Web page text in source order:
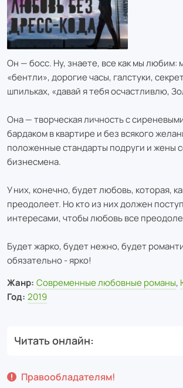
Он — босс. Ну, знаете, все как мы любим:
«бентли», дорогие часы, галстуки,
шпильках, «давай я тебя осчастливлю,
Она — творческая личность с
бардаком в квартире и без всякого
положенные стандарты подруги и жены
бизнесмена.
У них, конечно, будет любовь, которая,
преодолеет. Но кто из них должен
интересами, чтобы любовь все
Будет жарко, будет нежно, будет
обязательно - ярко!
Жанр: Современные любовные романы,
Год: 2019
Читать онлайн
Правообладателям!